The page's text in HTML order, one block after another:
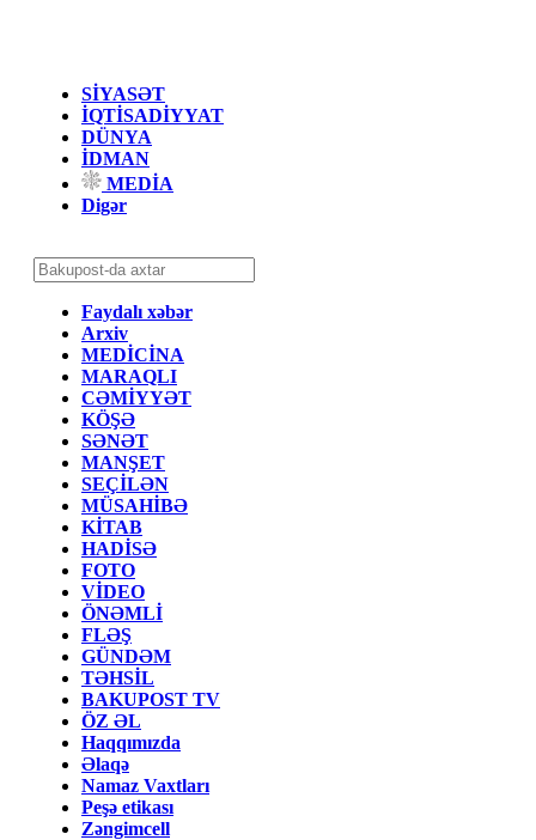
SİYASƏT
İQTİSADİYYAT
DÜNYA
İDMAN
MEDİA
Digər
Faydalı xəbər
Arxiv
MEDİCİNA
MARAQLI
CƏMİYYƏT
KÖŞƏ
SƏNƏT
MANŞET
SEÇİLƏN
MÜSAHİBƏ
KİTAB
HADİSƏ
FOTO
VİDEO
ÖNƏMLİ
FLƏŞ
GÜNDƏM
TƏHSİL
BAKUPOST TV
ÖZ ƏL
Haqqımızda
Əlaqə
Namaz Vaxtları
Peşə etikası
Zəngimcell